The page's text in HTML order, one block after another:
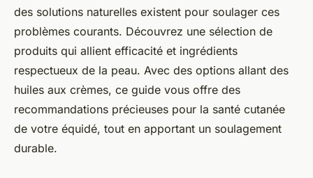
des solutions naturelles existent pour soulager ces
problèmes courants. Découvrez une sélection de
produits qui allient efficacité et ingrédients
respectueux de la peau. Avec des options allant des
huiles aux crèmes, ce guide vous offre des
recommandations précieuses pour la santé cutanée
de votre équidé, tout en apportant un soulagement
durable.